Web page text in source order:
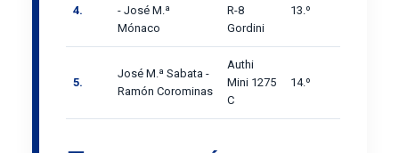
4.
- José M.ª
Mónaco
R-8
Gordini
13.º
5.
José M.ª Sabata -
Ramón Corominas
Authi
Mini 1275
C
14.º